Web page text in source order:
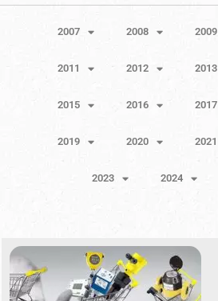
2007 2008 2009
2011 2012 2013
2015 2016 2017
2019 2020 2021
2023 2024